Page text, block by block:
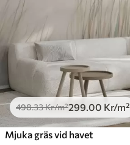
498.33Kr/m²299 .00 Kr/m²
Mjuka gräs vid havet